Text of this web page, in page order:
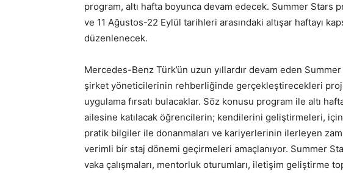
program, altı hafta boyunca devam edecek. Summer Stars
ve 11 Ağustos-22 Eylül tarihleri arasındaki altışar haftayı
düzenlenecek.
Mercedes-Benz Türk’ün uzun yıllardır devam eden
şirket yöneticilerinin rehberliğinde gerçekleştirecekleri
uygulama fırsatı bulacaklar. Söz konusu program ile altı
ailesine katılacak öğrencilerin; kendilerini geliştirmeleri,
pratik bilgiler ile donanmaları ve kariyerlerinin ilerleyen
verimli bir staj dönemi geçirmeleri amaçlanıyor. Summer
vaka çalışmaları, mentorluk oturumları, iletişim geliştirme